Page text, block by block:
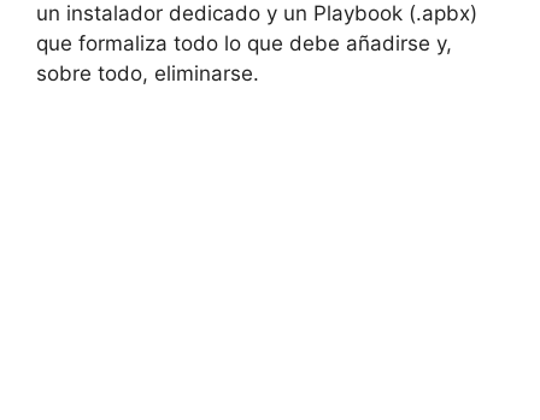
un instalador dedicado y un Playbook (.apbx)
que formaliza todo lo que debe añadirse y,
sobre todo, eliminarse.